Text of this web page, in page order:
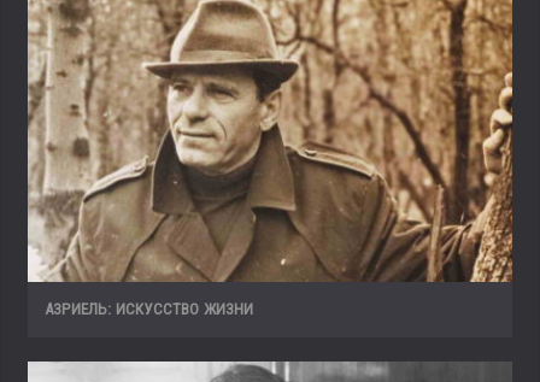
АЗРИЕЛЬ: ИСКУССТВО ЖИЗНИ